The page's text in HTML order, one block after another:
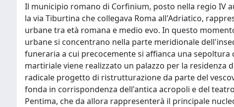
Il municipio romano di Corfinium, posto nella regio IV
la via Tiburtina che collegava Roma all'Adriatico,
urbane tra età romana e medio evo. In questo
urbane si concentrano nella parte meridionale
funeraria a cui precocemente si affianca una
martiriale viene realizzato un palazzo per la residenza
radicale progetto di ristrutturazione da parte del
fonda in corrispondenza dell'antica acropoli e del
Pentima, che da allora rappresenterà il principale